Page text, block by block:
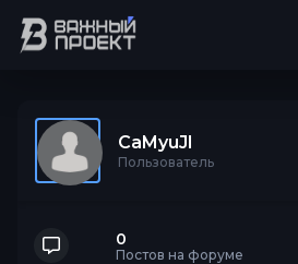
CaMyuJI
Пользователь
0
Постов на форуме